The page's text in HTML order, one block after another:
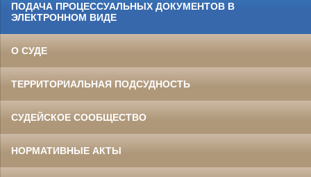
ПОДАЧА ПРОЦЕССУАЛЬНЫХ ДОКУМЕНТОВ В
ЭЛЕКТРОННОМ ВИДЕ
О СУДЕ
ТЕРРИТОРИАЛЬНАЯ ПОДСУДНОСТЬ
СУДЕЙСКОЕ СООБЩЕСТВО
НОРМАТИВНЫЕ АКТЫ